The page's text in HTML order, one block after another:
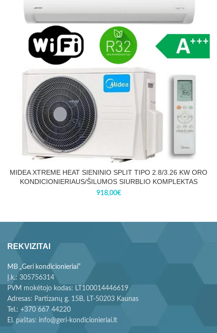
MIDEA XTREME HEAT SIENINIO SPLIT TIPO 2.8/3.26 KW ORO
KONDICIONIERIAUS/ŠILUMOS SIURBLIO KOMPLEKTAS
918,00€
REKVIZITAI
MB „Geri kondicionieriai”
Į.k.: 305756314
PVM mokėtojo kodas: LT100014446619
Adresas: Partizanų g. 15B, LT-50203 Kaunas
Tel.: +370 667 44220
El. paštas: info@geri-kondicionieriai.lt